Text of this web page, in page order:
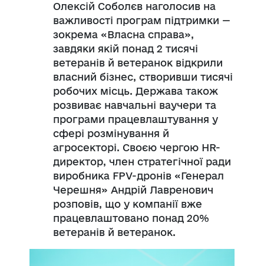
Олексій Соболєв наголосив на
важливості програм підтримки —
зокрема «Власна справа»,
завдяки якій понад 2 тисячі
ветеранів й ветеранок відкрили
власний бізнес, створивши тисячі
робочих місць. Держава також
розвиває навчальні ваучери та
програми працевлаштування у
сфері розмінування й
агросекторі. Своєю чергою HR-
директор, член стратегічної ради
виробника FPV-дронів «Генерал
Черешня» Андрій Лавренович
розповів, що у компанії вже
працевлаштовано понад 20%
ветеранів й ветеранок.